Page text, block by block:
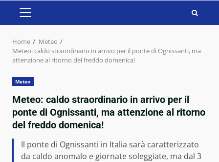
PRIMARY
Home
Meteo
Meteo: caldo straordinario in arrivo per il ponte di Ognissanti, ma
attenzione al ritorno del freddo domenica!
Meteo
Meteo: caldo straordinario in arrivo per il
ponte di Ognissanti, ma attenzione al ritorno
del freddo domenica!
Il ponte di Ognissanti in Italia sarà caratterizzato
da caldo anomalo e giornate soleggiate, ma dal 3